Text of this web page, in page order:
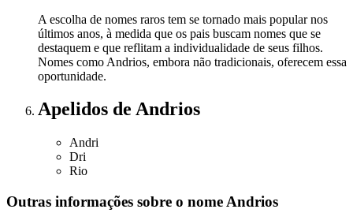
A escolha de nomes raros tem se tornado mais popular nos
últimos anos, à medida que os pais buscam nomes que se
destaquem e que reflitam a individualidade de seus filhos.
Nomes como Andrios, embora não tradicionais, oferecem essa
oportunidade.
Apelidos de Andrios
Andri
Dri
Rio
Outras informações sobre o nome Andrios